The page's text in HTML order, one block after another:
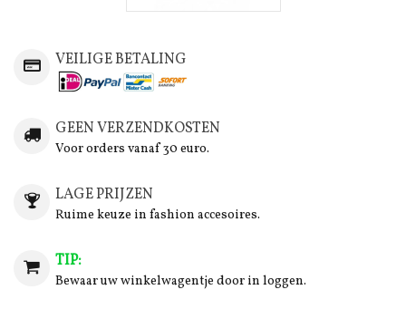
VEILIGE BETALING
GEEN VERZENDKOSTEN
Voor orders vanaf 30 euro.
LAGE PRIJZEN
Ruime keuze in fashion accesoires.
TIP:
Bewaar uw winkelwagentje door in loggen.